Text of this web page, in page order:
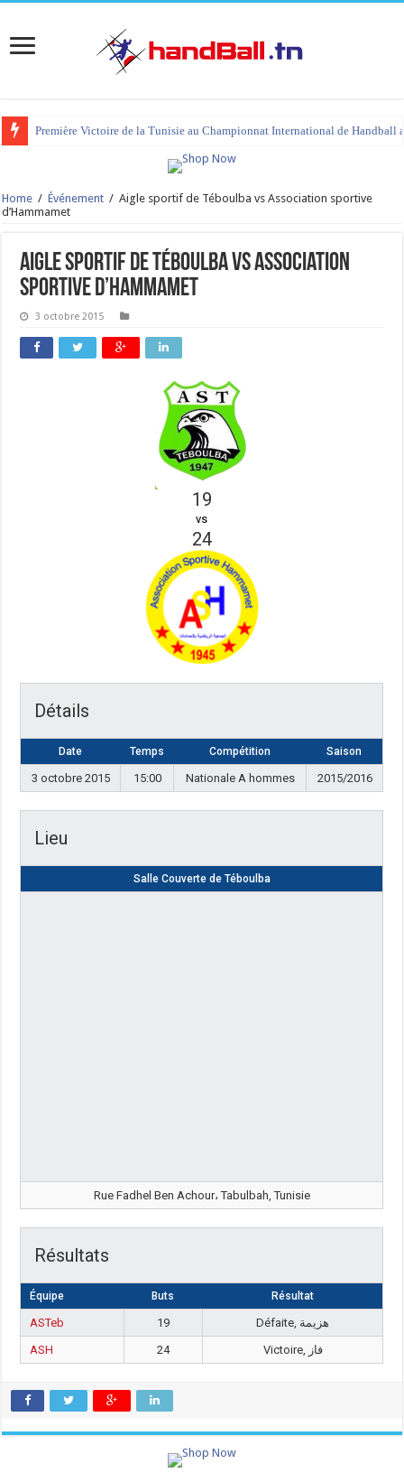
Première Victoire de la Tunisie au Championnat International de Handball
Home / Événement / Aigle sportif de Téboulba vs Association sportive
d’Hammamet
Aigle sportif de Téboulba vs Association
sportive d’Hammamet
3 octobre 2015
19
vs
24
Détails
Date Temps Compétition Saison
3 octobre 2015 15:00 Nationale A hommes 2015/2016
Lieu
Salle Couverte de Téboulba
Rue Fadhel Ben Achour، Tabulbah, Tunisie
Résultats
Équipe Buts Résultat
ASTeb 19
Défaite, هزيمة
ASH
24 Victoire, فاز